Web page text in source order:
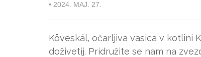
• 2024. MAJ. 27.
Köveskál, očarljiva vasica v kotlini
doživetij. Pridružite se nam na